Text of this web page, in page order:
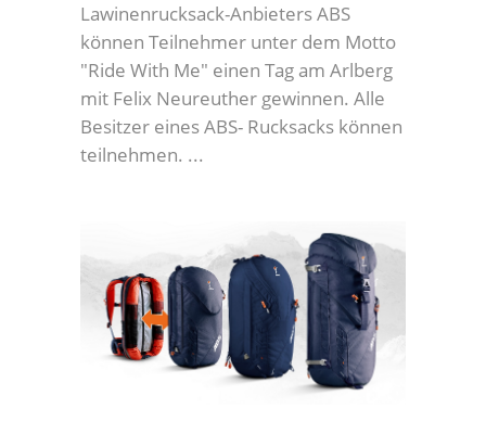
Lawinenrucksack-Anbieters ABS
können Teilnehmer unter dem Motto
"Ride With Me" einen Tag am Arlberg
mit Felix Neureuther gewinnen. Alle
Besitzer eines ABS- Rucksacks können
teilnehmen.